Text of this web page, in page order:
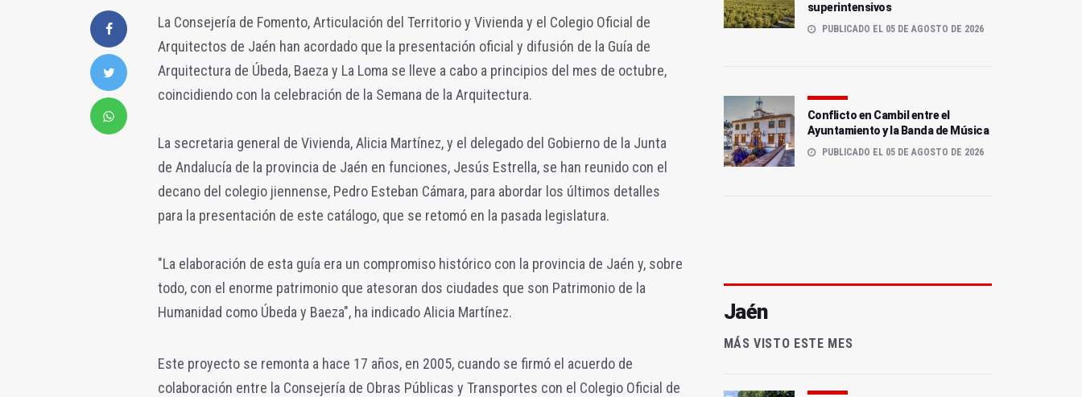
La Consejería de Fomento, Articulación del Territorio y Vivienda y el Colegio Oficial de
Arquitectos de Jaén han acordado que la presentación oficial y difusión de la Guía de
Arquitectura de Úbeda, Baeza y La Loma se lleve a cabo a principios del mes de octubre,
coincidiendo con la celebración de la Semana de la Arquitectura.
La secretaria general de Vivienda, Alicia Martínez, y el delegado del Gobierno de la Junta
de Andalucía de la provincia de Jaén en funciones, Jesús Estrella, se han reunido con el
decano del colegio jiennense, Pedro Esteban Cámara, para abordar los últimos detalles
para la presentación de este catálogo, que se retomó en la pasada legislatura.
"La elaboración de esta guía era un compromiso histórico con la provincia de Jaén y, sobre
todo, con el enorme patrimonio que atesoran dos ciudades que son Patrimonio de la
Humanidad como Úbeda y Baeza", ha indicado Alicia Martínez.
Este proyecto se remonta a hace 17 años, en 2005, cuando se firmó el acuerdo de
colaboración entre la Consejería de Obras Públicas y Transportes con el Colegio Oficial de
superintensivos
PUBLICADO EL 05 DE AGOSTO DE 2026
Conflicto en Cambil entre el
Ayuntamiento y la Banda de Música
PUBLICADO EL 05 DE AGOSTO DE 2026
Jaén
MÁS VISTO ESTE MES